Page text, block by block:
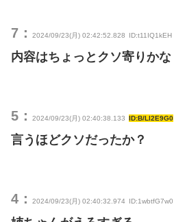
7： 2024/09/23(月) 02:42:52.828 ID:t11IQ1kEH
内容はちょっとクソ寄りかな
5： 2024/09/23(月) 02:40:38.133 ID:B/Ll2E9G0
言うほどクソだったか？
4： 2024/09/23(月) 02:40:32.974 ID:1wbtfG7w0